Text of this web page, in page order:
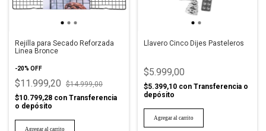
Rejilla para Secado Reforzada
Linea Bronce
-20% OFF
$11.999,20
$14.999,00
$10.799,28 con Transferencia
o depósito
Llavero Cinco Dijes Pasteleros
$5.999,00
$5.399,10 con Transferencia o
depósito